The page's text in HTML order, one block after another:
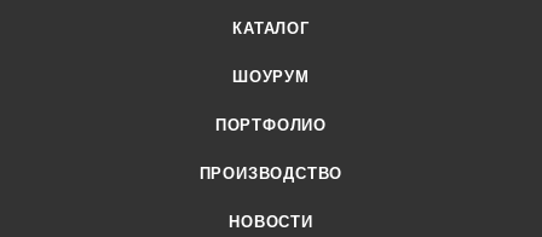
КАТАЛОГ
ШОУРУМ
ПОРТФОЛИО
ПРОИЗВОДСТВО
НОВОСТИ